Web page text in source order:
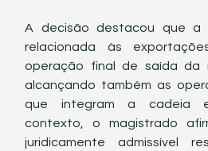
A decisão destacou que a
relacionada às
operação final de saída da
alcançando também as
que integram a cadeia
contexto, o magistrado
juridicamente admissível